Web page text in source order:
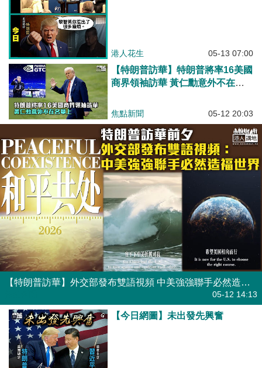
港人花生 05-13 07:00
【特朗普訪華】特朗普將率16美國
商界領袖訪華 黃仁勳意外不在名
焦點新聞 05-12 20:03
【特朗普訪華】外交部發布雙語視頻 中美強強聯手必然造福世界
05-12 14:13
【今日網圖】未出發先興奮